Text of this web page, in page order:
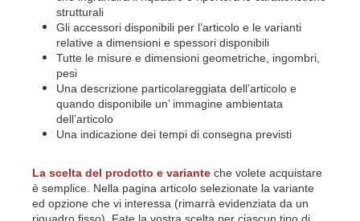
strutturali
Gli accessori disponibili per l’articolo e le varianti
relative a dimensioni e spessori disponibili
Tutte le misure e dimensioni geometriche, ingombri,
pesi
Una descrizione particolareggiata dell’articolo e
quando disponibile un’ immagine ambientata
dell’articolo
Una indicazione dei tempi di consegna previsti
La scelta del prodotto e variante che volete acquistare
è semplice. Nella pagina articolo selezionate la variante
ed opzione che vi interessa (rimarrà evidenziata da un